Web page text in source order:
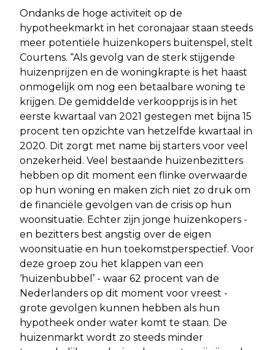
Ondanks de hoge activiteit op de
hypotheekmarkt in het coronajaar staan steeds
meer potentiële huizenkopers buitenspel, stelt
Courtens. “Als gevolg van de sterk stijgende
huizenprijzen en de woningkrapte is het haast
onmogelijk om nog een betaalbare woning te
krijgen. De gemiddelde verkoopprijs is in het
eerste kwartaal van 2021 gestegen met bijna 15
procent ten opzichte van hetzelfde kwartaal in
2020. Dit zorgt met name bij starters voor veel
onzekerheid. Veel bestaande huizenbezitters
hebben op dit moment een flinke overwaarde
op hun woning en maken zich niet zo druk om
de financiële gevolgen van de crisis op hun
woonsituatie. Echter zijn jonge huizenkopers -
en bezitters best angstig over de eigen
woonsituatie en hun toekomstperspectief. Voor
deze groep zou het klappen van een
‘huizenbubbel’ - waar 62 procent van de
Nederlanders op dit moment voor vreest -
grote gevolgen kunnen hebben als hun
hypotheek onder water komt te staan. De
huizenmarkt wordt zo steeds minder